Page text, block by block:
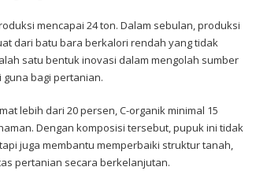
mencapai 24 ton. Dalam sebulan, produksi
dari batu bara berkalori rendah yang tidak
satu bentuk inovasi dalam mengolah sumber
bagi pertanian.
lebih dari 20 persen, C-organik minimal 15
Dengan komposisi tersebut, pupuk ini tidak
juga membantu memperbaiki struktur tanah,
pertanian secara berkelanjutan.